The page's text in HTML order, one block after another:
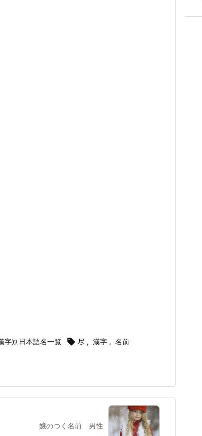
字別日本語名一覧  尽 , 漢字 , 名前
嬢のつく名前 男性